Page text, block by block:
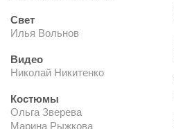
Свет
Илья Вольнов
Видео
Николай Никитенко
Костюмы
Ольга Зверева
Марина Рыжкова